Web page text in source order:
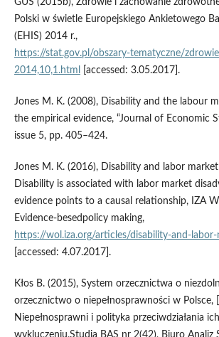
GUS (2015b), Zdrowie i zachowanie
Polski w świetle Europejskiego Ankietowego
(EHIS) 2014 r.,
https://stat.gov.pl/obszary‑tematyczne/
2014,10,1.html
[accessed: 3.05.2017].
Jones M. K. (2008), Disability and the labour
the empirical evidence, “Journal of Economic
issue 5, pp. 405–424.
Jones M. K. (2016), Disability and labor
Disability is associated with labor market
evidence points to a causal relationship, IZA
Evidence‑besedpolicy making,
https://wol.iza.org/articles/
[accessed: 4.07.2017].
Kłos B. (2015), System orzecznictwa o
orzecznictwo o niepełnosprawności w Polsce,
Niepełnosprawni i polityka przeciwdziałania ich